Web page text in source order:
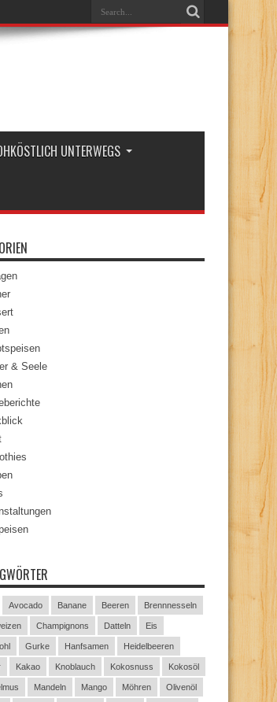
UNTERWEGS
& Seele
Avocado Banane Beeren Brennnesseln
Champignons Datteln Eis
Gurke Hanfsamen Heidelbeeren
Kakao Knoblauch Kokosnuss Kokosöl
Mandeln Mango Möhren Olivenöl